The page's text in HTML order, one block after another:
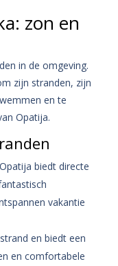
zon en
in de omgeving.
zijn stranden, zijn
en te
Opatija.
biedt directe
vakantie
en biedt een
en comfortabele